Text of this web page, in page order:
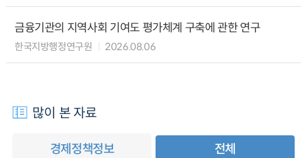
금융기관의 지역사회 기여도 평가체계 구축에 관한 연구
한국지방행정연구원 2026.08.06
많이 본 자료
경제정책정보 전체